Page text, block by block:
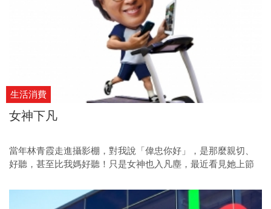
生活消費
女神下凡
當年林青霞走進攝影棚，對我說「偉忠你好」，是那麼親切、
好聽，甚至比我媽好聽！只是女神也入凡塵，最近看見她上節